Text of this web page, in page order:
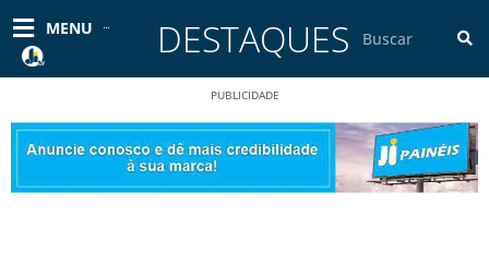
para
conteúdo
MENU DESTAQUES
PUBLICIDADE